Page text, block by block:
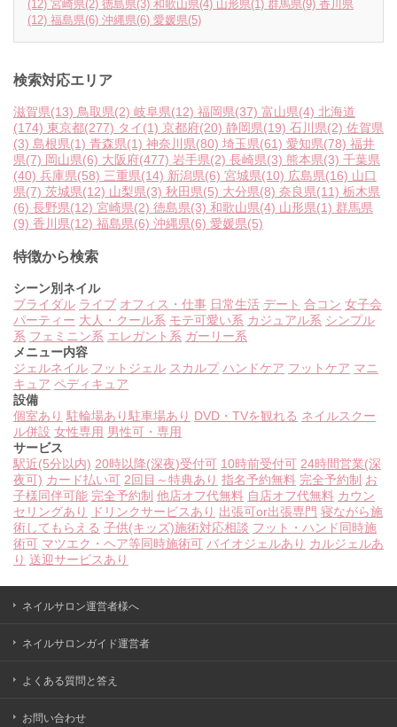
(12) 宮崎県(2) 徳島県(3) 和歌山県(4) 山形県(1) 群馬県(9) 香川県
(12) 福島県(6) 沖縄県(6) 愛媛県(5)
検索対応エリア
滋賀県(13) 鳥取県(2) 岐阜県(12) 福岡県(37) 富山県(4) 北海道
(174) 東京都(277) タイ(1) 京都府(20) 静岡県(19) 石川県(2) 佐賀県
(3) 島根県(1) 青森県(1) 神奈川県(80) 埼玉県(61) 愛知県(78) 福井
県(7) 岡山県(6) 大阪府(477) 岩手県(2) 長崎県(3) 熊本県(3) 千葉県
(40) 兵庫県(58) 三重県(14) 新潟県(6) 宮城県(10) 広島県(16) 山口
県(7) 茨城県(12) 山梨県(3) 秋田県(5) 大分県(8) 奈良県(11) 栃木県
(6) 長野県(12) 宮崎県(2) 徳島県(3) 和歌山県(4) 山形県(1) 群馬県
(9) 香川県(12) 福島県(6) 沖縄県(6) 愛媛県(5)
特徴から検索
シーン別ネイル
ブライダル ライブ オフィス・仕事 日常生活 デート 合コン 女子会
パーティー 大人・クール系 モテ可愛い系 カジュアル系 シンプル
系 フェミニン系 エレガント系 ガーリー系
メニュー内容
ジェルネイル フットジェル スカルプ ハンドケア フットケア マニ
キュア ペディキュア
設備
個室あり 駐輪場あり駐車場あり DVD・TVを観れる ネイルスクー
ル併設 女性専用 男性可・専用
サービス
駅近(5分以内) 20時以降(深夜)受付可 10時前受付可 24時間営業(深
夜可) カード払い可 2回目～特典あり 指名予約無料 完全予約制 お
子様同伴可能 完全予約制 他店オフ代無料 自店オフ代無料 カウン
セリングあり
ドリンクサービスあり 出張可or出張専門 寝ながら施
術してもらえる 子供(キッズ)施術対応相談 フット・ハンド同時施
術可 マツエク・ヘア等同時施術可 バイオジェルあり カルジェルあ
り 送迎サービスあり
ネイルサロン運営者様へ
ネイルサロンガイド運営者
よくある質問と答え
お問い合わせ